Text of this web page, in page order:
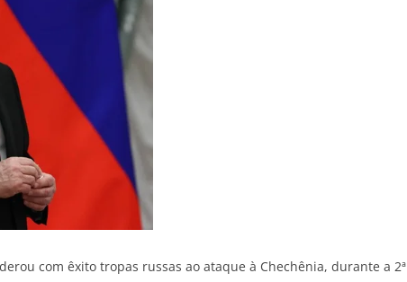
com êxito tropas russas ao ataque à Chechênia, durante a 2ª